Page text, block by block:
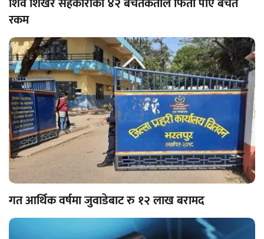
रकम
गत आर्थिक वर्षमा जुवाडेबाट रु १२ लाख बरामद